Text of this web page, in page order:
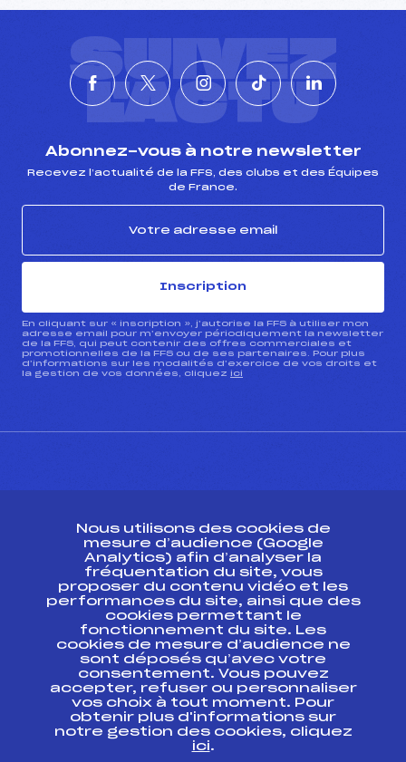
SUIVEZ
L'ACTU
Abonnez-vous à notre newsletter
Recevez l’actualité de la FFS, des clubs et des Équipes
de France.
Inscription
En cliquant sur « inscription », j’autorise la FFS à utiliser mon
adresse email pour m’envoyer périodiquement la newsletter
de la FFS, qui peut contenir des offres commerciales et
promotionnelles de la FFS ou de ses partenaires. Pour plus
d’informations sur les modalités d’exercice de vos droits et
la gestion de vos données, cliquez ici
Ressources
Pass’Neige
Projet sportif fédéral
Projet de performance fédéral
Antidopage
Pôle Développement, Formation, Suivi
Scientifique
Listes ministérielles
Pôle vie de l’athlète
Enseignement professionnel
Nous utilisons des cookies de
mesure d’audience (Google
Analytics) afin d’analyser la
fréquentation du site, vous
proposer du contenu vidéo et les
performances du site, ainsi que des
cookies permettant le
fonctionnement du site. Les
cookies de mesure d’audience ne
sont déposés qu’avec votre
consentement. Vous pouvez
accepter, refuser ou personnaliser
vos choix à tout moment. Pour
obtenir plus d'informations sur
notre gestion des cookies, cliquez
ici.